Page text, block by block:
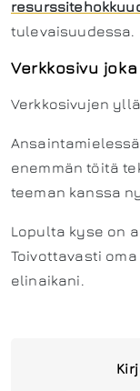
tulevaisuudessa.
Verkkosivu
Verkkosivujen
enemmän töitä
teeman kanssa
Lopulta kyse on
Toivottavasti
elinaikani.